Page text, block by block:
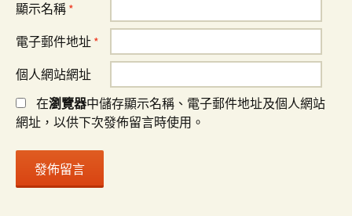
顯示名稱 *
電子郵件地址 *
個人網站網址
在瀏覽器中儲存顯示名稱、電子郵件地址及個人網站
網址，以供下次發佈留言時使用。